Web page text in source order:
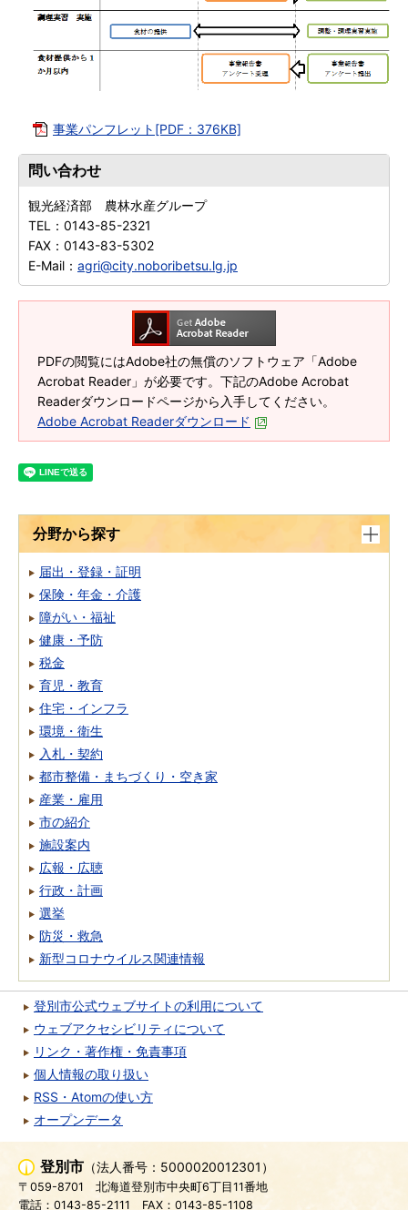
事業パンフレット[PDF：376KB]
問い合わせ
観光経済部 農林水産グループ
TEL： 0143-85-2321
FAX： 0143-83-5302
E-Mail： agri@city.noboribetsu.lg.jp
PDFの閲覧にはAdobe社の無償のソフトウェア「Adobe
Acrobat Reader」が必要です。下記のAdobe Acrobat
Readerダウンロードページから入手してください。
Adobe Acrobat Readerダウンロード
分野から探す
届出・登録・証明
保険・年金・介護
障がい・福祉
健康・予防
税金
育児・教育
住宅・インフラ
環境・衛生
入札・契約
都市整備・まちづくり・空き家
産業・雇用
市の紹介
施設案内
広報・広聴
行政・計画
選挙
防災・救急
新型コロナウイルス関連情報
登別市公式ウェブサイトの利用について
ウェブアクセシビリティについて
リンク・著作権・免責事項
個人情報の取り扱い
RSS・Atomの使い方
オープンデータ
登別市 （法人番号：5000020012301）
〒059-8701
北海道登別市中央町6丁目11番地
電話：0143-85-2111
FAX：0143-85-1108